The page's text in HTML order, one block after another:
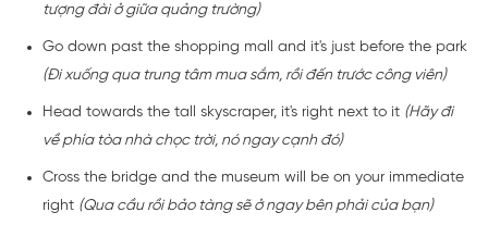
tượng đài ở giữa quảng trường)
Go down past the shopping mall and it's just before the park
(Đi xuống qua trung tâm mua sắm, rồi đến trước công viên)
Head towards the tall skyscraper, it's right next to it (Hãy đi
về phía tòa nhà chọc trời, nó ngay cạnh đó)
Cross the bridge and the museum will be on your immediate
right (Qua cầu rồi bảo tàng sẽ ở ngay bên phải của bạn)